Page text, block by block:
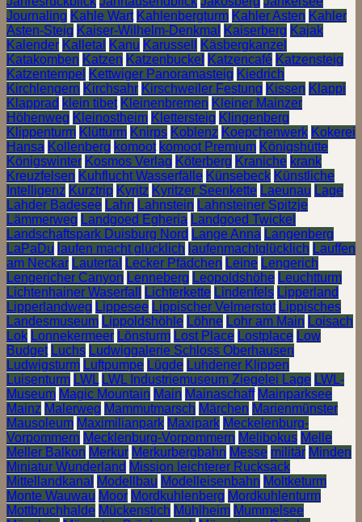
Journaling Kahle Wart Kahlenbergturm Kahler Asten Kahler
Asten-Steig Kaiser-Wilhelm-Denkmal Kaiserberg Kajak
Kalender Kalletal Kanu Karussell
Käsbergkanzel
Katakomben Katzen Katzenbuckel Katzencafé Katzensteig
Katzentempel Kettwiger Panoramasteig Kiedrich
Kirchlengern Kirchsahr Kirschweiler Festung Kissen Klappi
Klapprad klein tibet Kleinenbremen Kleiner Mainzer
Höhenweg Kleinostheim Klettersteig Klingenberg
Klippenturm Klütturm Knirps Koblenz Koepchenwerk Kokerei
Hansa Kollenberg komoot komoot Premium Königshütte
Königswinter Kosmos Verlag Köterberg Kraniche krank
Kreuzfelsen Kuhflucht Wasserfälle Künsebeck Künstliche
Intelligenz Kurztrip Kyritz Kyritzer Seenkette Laeunau Lage
Lahder Badesee Lahn Lahnstein Lahnsteiner Spitzje
Lämmerweg Landgoed Egheria Landgoed Twickel
Landschaftspark Duisburg Nord Lange Anna Langenberg
LaPaDu laufen macht glücklich laufenmachtglücklich Lauffen
am Neckar Lautertal Lecker Pfädchen Leine Lengerich
Lengericher Canyon Lenneberg Leopoldshöhe Leuchtturm
Lichtenhainer Waserfall
Lichterkette Lindenfels Lipperland
Lipperlandweg Lippesee Lippischer Velmerstot Lippisches
Landesmuseum Lippoldshöhle Löhne Lohr am Main Loisach
Lok Lonnekermeer Lönsturm Lost Place Lostplace Low
Budget Luchs Ludwiggalerie Schloss Oberhausen
Ludwigsturm Luftpumpe Lügde Luhdener Klippen
Luisenturm LWL LWL Industriemuseum Ziegelei Lage LWL-
Museum Magic Mountain Main Mainaschaff Mainparksee
Mainz Malerweg Mammutmarsch Märchen Marienmünster
Mausoleum Maximilianpark Maxipark Meckelenburg-
Vorpommern Mecklenburg-Vorpommern Melibokus Melle
Meller Balkon Merkur Merkurbergbahn Messe militär Minden
Miniatur Wunderland Mission leichterer Rucksack
Mittellandkanal
Modellbau Modelleisenbahn Moltketurm
Monte Wauwau Moor Mordkuhlenberg Mordkuhlenturm
Mottbruchhalde Mückenstich Mühlheim Mummelsee